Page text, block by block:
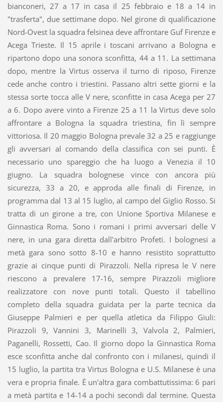
bianconeri, 27 a 17 in casa il 25 febbraio e 18 a 14 in
"trasferta", due settimane dopo. Nel girone di qualificazione
Nord-Ovest la squadra felsinea deve affrontare Guf Firenze e
Acega Trieste. Il 15 aprile i toscani arrivano a Bologna e
ripartono dopo una sonora sconfitta, 44 a 11. La settimana
dopo, mentre la Virtus osserva il turno di riposo, Firenze
cede anche contro i triestini. Passano altri sette giorni e la
stessa sorte tocca alle V nere, sconfitte in casa Acega per 27
a 6. Dopo avere vinto a Firenze 25 a 11 la Virtus deve solo
affrontare a Bologna la squadra triestina, fin lì sempre
vittoriosa. Il 20 maggio Bologna prevale 32 a 25 e raggiunge
gli avversari al comando della classifica con sei punti. È
necessario uno spareggio che ha luogo a Venezia il 10
giugno. La squadra bolognese vince con ancora più
sicurezza, 33 a 20, e approda alle finali di Firenze, in
programma dal 13 al 15 luglio, al campo del Giglio Rosso. Si
tratta di un girone a tre, con Unione Sportiva Milanese e
Ginnastica Roma. Sono i romani i primi avversari delle V
nere, in una gara diretta dall'arbitro Profeti. I bolognesi a
metà gara sono sotto 8-10 e hanno resistito soprattutto
grazie ai cinque punti di Pirazzoli. Nella ripresa le V nere
riescono a prevalere 17-16, sempre Pirazzoli migliore
realizzatore con nove punti totali. Questo il tabellino
completo della squadra guidata per la parte tecnica da
Giuseppe Palmieri e per quella atletica da Filippo Giuli:
Pirazzoli 9, Vannini 3, Marinelli 3, Valvola 2, Palmieri,
Paganelli, Rossetti, Cao. Il giorno dopo la Ginnastica Roma
esce sconfitta anche dal confronto con i milanesi, quindi il
15 luglio, la partita tra Virtus Bologna e U.S. Milanese è una
vera e propria finale. È un'altra gara combattutissima: 6 pari
a metà partita e 14-14 a pochi secondi dal termine. Questa